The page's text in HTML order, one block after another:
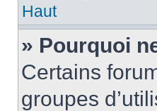
Haut
» Pourquoi
Certains
groupes